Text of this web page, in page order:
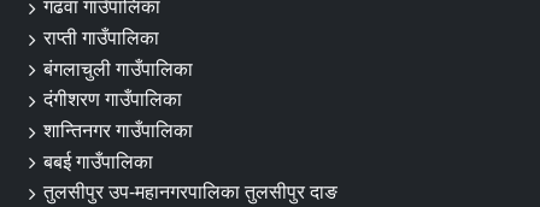
गढवा गाउँपालिका
राप्ती गाउँपालिका
बंगलाचुली गाउँपालिका
दंगीशरण गाउँपालिका
शान्तिनगर गाउँपालिका
बबई गाउँपालिका
तुलसीपुर उप-महानगरपालिका तुलसीपुर दाङ